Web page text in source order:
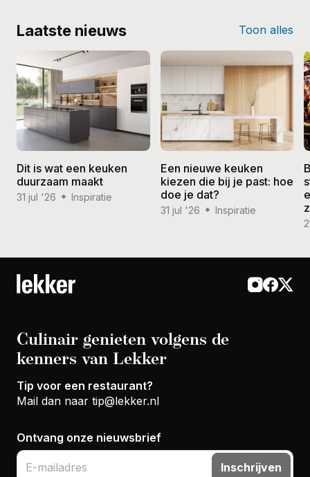
Laatste nieuws Toon alles
Dit is wat een keuken
duurzaam maakt
31 jul '26 Inspiratie
Een nieuwe keuken
kiezen die bij je past: hoe
doe je dat?
31 jul '26 Inspiratie
Culinair genieten volgens de
kenners van Lekker
Tip voor een restaurant?
Mail dan naar tip@lekker.nl
Ontvang onze nieuwsbrief
Inschrijven